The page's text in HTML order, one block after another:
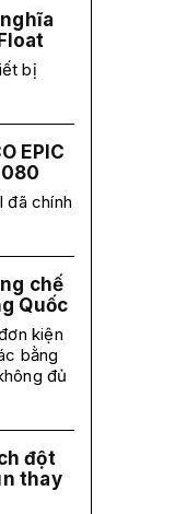
bị
EPIC
đã chính
chế
Quốc
kiện
bằng
đủ
đột
thay